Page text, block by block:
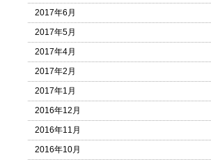
2017年6月
2017年5月
2017年4月
2017年2月
2017年1月
2016年12月
2016年11月
2016年10月